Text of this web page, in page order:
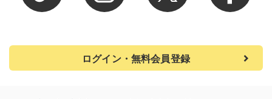
ログイン・無料会員登録